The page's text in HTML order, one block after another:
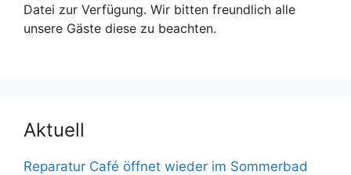
Datei zur Verfügung. Wir bitten freundlich alle
unsere Gäste diese zu beachten.
Aktuell
Reparatur Café öffnet wieder im Sommerbad